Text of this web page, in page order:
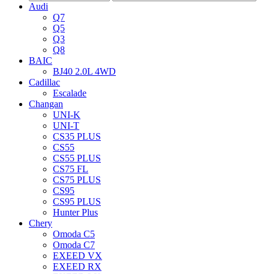
Audi
Q7
Q5
Q3
Q8
BAIC
BJ40 2.0L 4WD
Cadillac
Escalade
Changan
UNI-K
UNI-T
CS35 PLUS
CS55
CS55 PLUS
CS75 FL
CS75 PLUS
CS95
CS95 PLUS
Hunter Plus
Chery
Omoda C5
Omoda C7
EXEED VX
EXEED RX